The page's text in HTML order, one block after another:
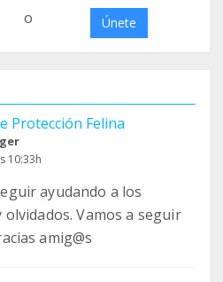
o Únete
Protección Felina
10:33h
ayudando a los
Vamos a seguir
amig@s